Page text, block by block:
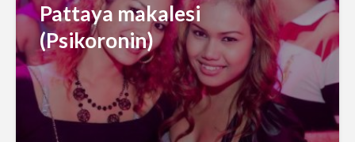
Pattaya makalesi
(Psikoronin)